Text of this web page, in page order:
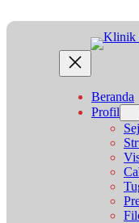
Beranda
Profil